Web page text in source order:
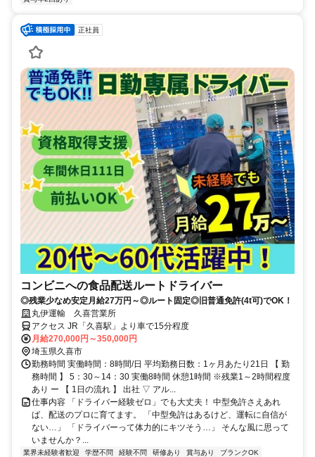
正社員
コンビニへの食品配送ルートドライバー
◎残業少なめ安定月給27万円～◎ルート固定◎旧普通免許(4t可)でOK！
丸伊運輸 久喜営業所
アクセス JR「久喜駅」より車で15分程度
月給270,000円～350,000円
埼玉県久喜市
勤務時間 実働時間：8時間/日 平均勤務日数：1ヶ月あたり21日 【 勤
務時間 】 5：30～14：30 実働8時間 休憩1時間 ※残業1～2時間程度
あり ー 【 1日の流れ 】 出社 ▽ アル...
仕事内容 「ドライバー経験ゼロ」でも大丈夫！ 中型免許さえあれ
ば、配送のプロに育てます。 「中型免許はあるけど、運転に自信が
ない…」 「ドライバーって体力的にキツそう…」 そんな風に思って
いませんか？...
業界未経験者歓迎 学歴不問 経験不問 研修あり 賞与あり
ブランクOK